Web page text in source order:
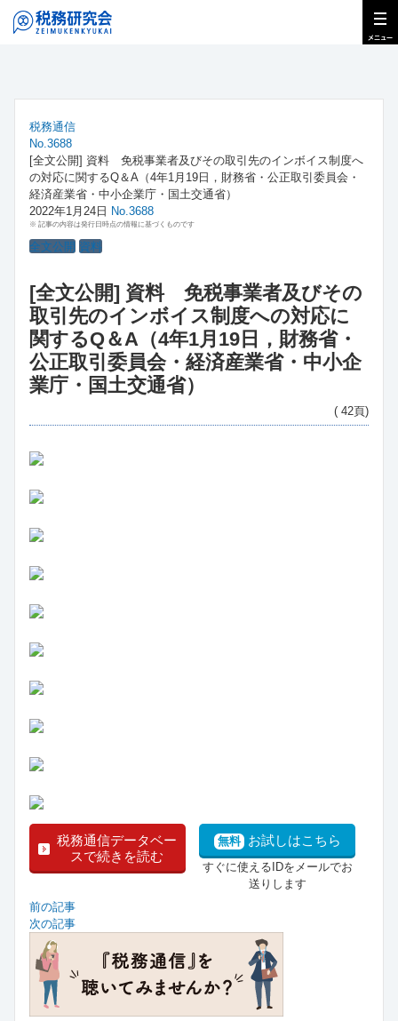
税務通信
No.3688
[全文公開] 資料 免税事業者及びその取引先のインボイス制度へ
の対応に関するQ＆A（4年1月19日，財務省・公正取引委員会・
経済産業省・中小企業庁・国土交通省）
2022年1月24日 No.3688
※ 記事の内容は発行日時点の情報に基づくものです
全文公開 資料
[全文公開] 資料 免税事業者及びその
取引先のインボイス制度への対応に
関するQ＆A（4年1月19日，財務省・
公正取引委員会・経済産業省・中小企
業庁・国土交通省）
( 42頁)
税務通信データベー
スで続きを読む
無料 お試しはこちら
すぐに使えるIDをメールでお
送りします
前の記事
次の記事